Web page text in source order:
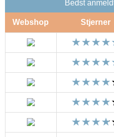
Bedst
Webshop Stjerner